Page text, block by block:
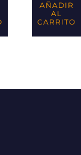
AÑADIR
AL
CARRITO